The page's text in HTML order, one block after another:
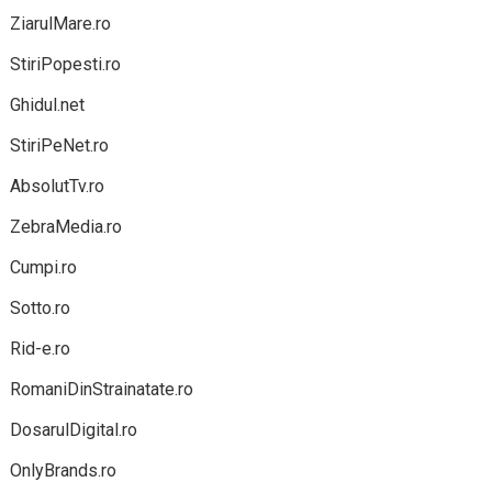
ZiarulMare.ro
StiriPopesti.ro
Ghidul.net
StiriPeNet.ro
AbsolutTv.ro
ZebraMedia.ro
Cumpi.ro
Sotto.ro
Rid-e.ro
RomaniDinStrainatate.ro
DosarulDigital.ro
OnlyBrands.ro